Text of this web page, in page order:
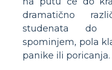
dramatično
studenata do
spominjem, pola
panike ili poricanja.